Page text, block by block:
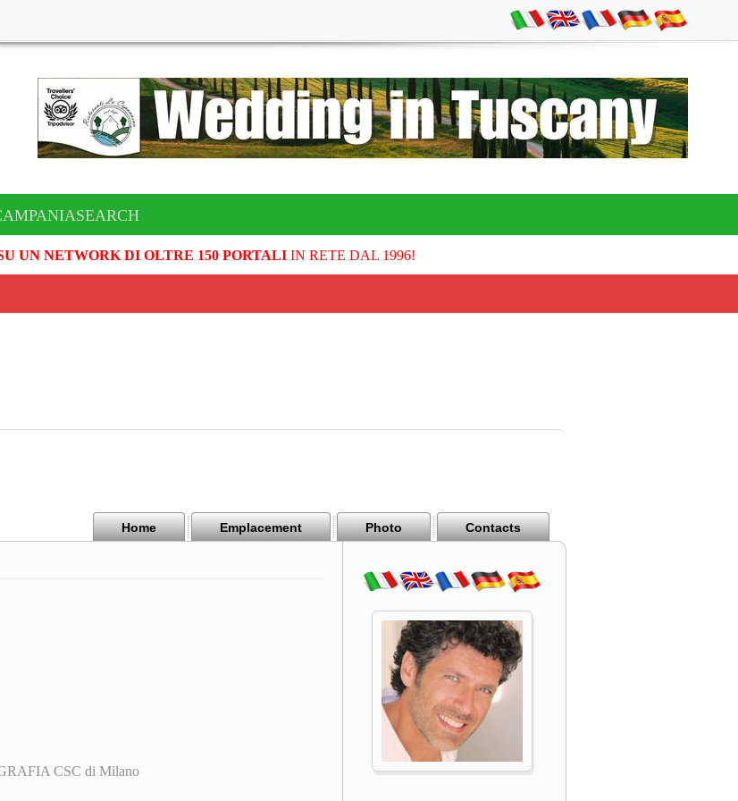
UN NETWORK DI OLTRE 150 PORTALIIN RETE DAL 1996!
Home Emplacement Photo Contacts
CSC di Milano